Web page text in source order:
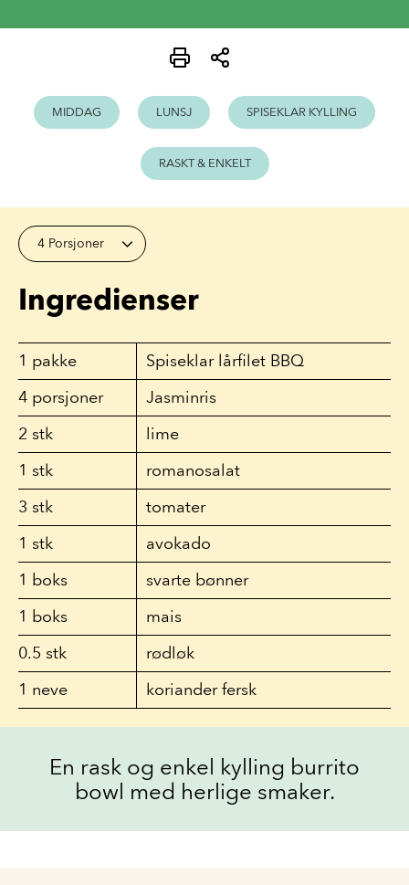
MIDDAG LUNSJ SPISEKLAR KYLLING
RASKT & ENKELT
4 Porsjoner
Ingredienser
1 pakke
Spiseklar lårfilet BBQ
4 porsjoner
Jasminris
2 stk
lime
1 stk
romanosalat
3 stk
tomater
1 stk
avokado
1 boks
svarte bønner
1 boks
mais
0.5 stk
rødløk
1 neve koriander fersk
En rask og enkel kylling burrito
bowl med herlige smaker.